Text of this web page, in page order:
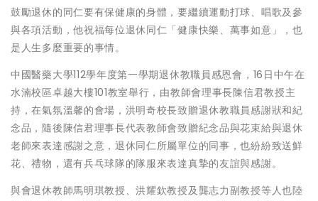
鼓勵退休的同仁要有保健康的身體，要繼續運動打球、唱歌及參
與各項活動，他祝福每位退休同仁「健康快樂、萬事如意」，也
是人生多麼重要的事情。
中國醫藥大學112學年度第一學期退休教職員感恩會，16日中午在
水湳校區卓越大樓101教室舉行，由教師會理事長陳信君教授主
持，在氣氛溫馨的會場，洪明奇校長致贈退休教職員感謝狀和紀
念品，隨後陳信君理事長代表教師會致贈紀念品與花束給與退休
老師來表達感謝之意，退休同仁所屬單位的同事，也紛紛致送鮮
花、禮物，還有兵乓球隊的隊服來表達真摯的友誼與感謝。
與會退休教師馬明琪教授、洪耀欽教授及龔志力副教授等人也陸